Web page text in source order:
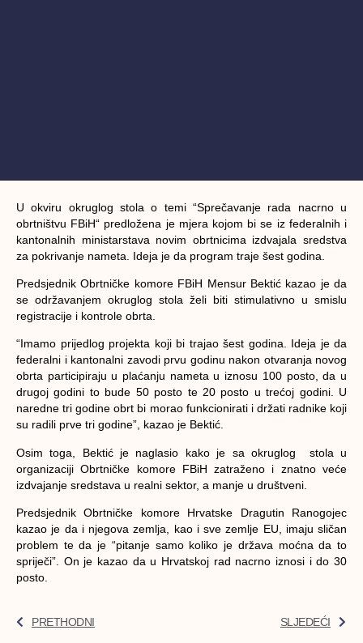
U okviru okruglog stola o temi “Sprečavanje rada nacrno u
obrtništvu FBiH“ predložena je mjera kojom bi se iz federalnih i
kantonalnih ministarstava novim obrtnicima izdvajala sredstva
za pokrivanje nameta. Ideja je da program traje šest godina.
Predsjednik Obrtničke komore FBiH Mensur Bektić kazao je da
se održavanjem okruglog stola želi biti stimulativno u smislu
registracije i kontrole obrta.
“Imamo prijedlog projekta koji bi trajao šest godina. Ideja je da
federalni i kantonalni zavodi prvu godinu nakon otvaranja novog
obrta participiraju u plaćanju nameta u iznosu 100 posto, da u
drugoj godini to bude 50 posto te 20 posto u trećoj godini. U
naredne tri godine obrt bi morao funkcionirati i držati radnike koji
su radili prve tri godine”, kazao je Bektić.
Osim toga, Bektić je naglasio kako je sa okruglog stola u
organizaciji Obrtničke komore FBiH zatraženo i znatno veće
izdvajanje sredstava u realni sektor, a manje u društveni.
Predsjednik Obrtničke komore Hrvatske Dragutin Ranogojec
kazao je da i njegova zemlja, kao i sve zemlje EU, imaju sličan
problem te da je “pitanje samo koliko je država moćna da to
spriječi”. On je kazao da u Hrvatskoj rad nacrno iznosi i do 30
posto.
PRETHODNI SLJEDEĆI